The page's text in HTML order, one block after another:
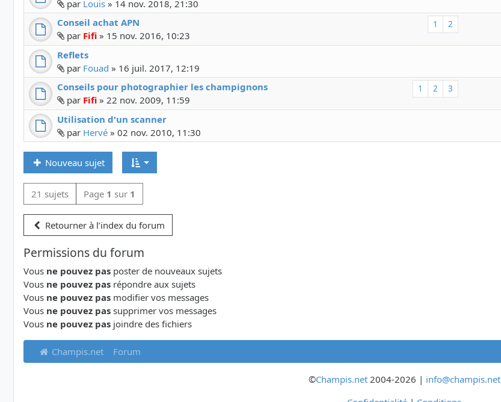
Fichier(s) joint(s)
par Louis » 14 nov. 2018, 21:30
1 2
Conseil achat APN
Fichier(s) joint(s)
par Fifi » 15 nov. 2016, 10:23
Reflets
Fichier(s) joint(s)
par Fouad » 16 juil. 2017, 12:19
1 2 3
Conseils pour photographier les champignons
Fichier(s) joint(s)
par Fifi » 22 nov. 2009, 11:59
Utilisation d'un scanner
Fichier(s) joint(s)
par Hervé » 02 nov. 2010, 11:30
Nouveau sujet
21 sujets Page 1 sur 1
Retourner à l’index du forum
Permissions du forum
Vous ne pouvez pas poster de nouveaux sujets
Vous ne pouvez pas répondre aux sujets
Vous ne pouvez pas modifier vos messages
Vous ne pouvez pas supprimer vos messages
Vous ne pouvez pas joindre des fichiers
Champis.net Forum
©Champis.net2004-2026 | info@champis.net